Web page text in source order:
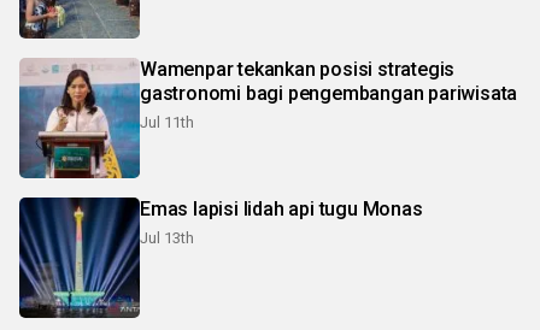
Wamenpar tekankan posisi strategis
gastronomi bagi pengembangan pariwisata
Jul 11th
Emas lapisi lidah api tugu Monas
Jul 13th